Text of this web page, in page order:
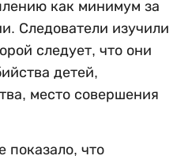
как минимум за
Следователи изучили
следует, что они
детей,
место совершения
показало, что